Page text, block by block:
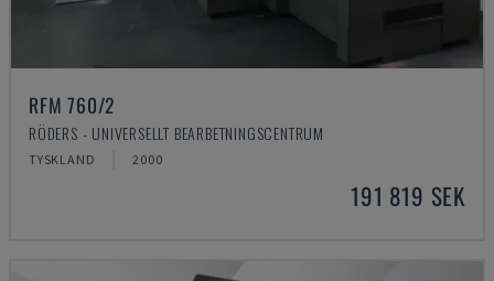
RFM 760/2
RÖDERS - UNIVERSELLT BEARBETNINGSCENTRUM
TYSKLAND 2000
191 819 SEK